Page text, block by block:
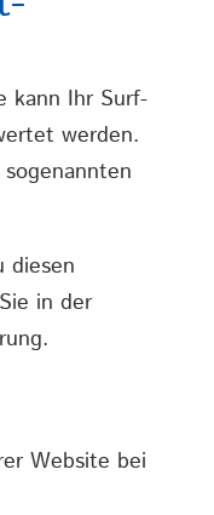
kann Ihr Surf-
werden.
diesen
in der
Website bei